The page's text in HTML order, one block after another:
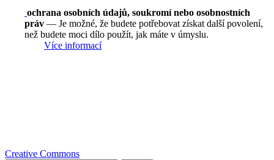
ochrana osobních údajů, soukromí nebo osobnostních
práv — Je možné, že budete potřebovat získat další povolení,
než budete moci dílo použít, jak máte v úmyslu.
Více informací
Creative Commons